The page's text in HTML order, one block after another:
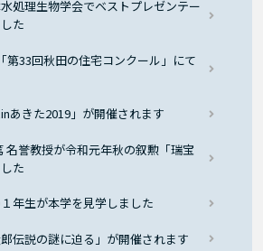
処理生物学会でベストプレゼンテー
た
第33回秋田の住宅コンクール」にて
あきた2019」が開催されます
名誉教授が令和元年秋の叙勲「瑞宝
た
年生が本学を見学しました
伝説の謎に迫る」が開催されます